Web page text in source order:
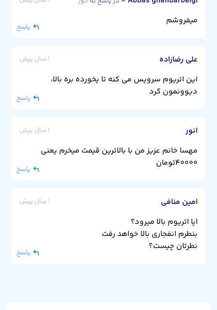
میفروشم
علی رضازاده ۱ سال پیش
این اتریوم سرویس می کنه تا یخورده بره بالا،
دیوونمون کرد
انور ۱ سال پیش
مهسا خانم عزیز من با بالاترین قیمت میخرم یعنی
۴۰۰۰۰تومان
امین منافی ۱ سال پیش
ایا اتریوم بالا میرود؟
بنطرم انفجاری بالا خواهد رفت
نطرتان چیست؟